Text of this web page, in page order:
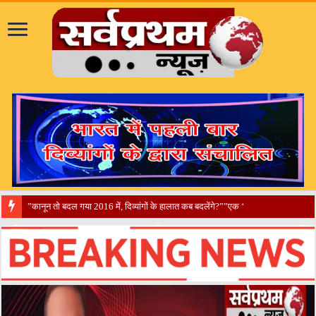
​”दिव्यांगों का ’30 साल का वनवास’ कब होगा खत्म? बुनियादी केंद्